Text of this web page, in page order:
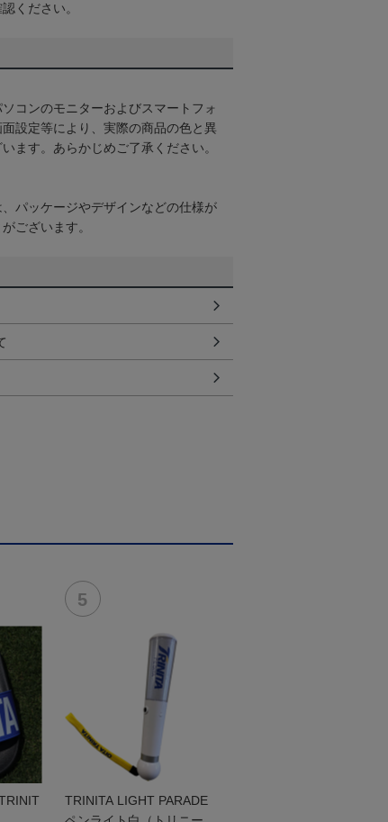
ください。
コンのモニターおよびスマートフォ
設定等により、実際の商品の色と異
ます。あらかじめご了承ください。
パッケージやデザインなどの仕様が
ございます。
TRINITA LIGHT PARADE